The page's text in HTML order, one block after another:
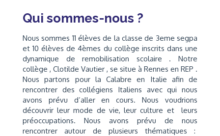
Qui sommes-nous ?
Nous sommes 11 élèves de la classe de 3eme segpa
et 10 élèves de 4èmes du collège inscrits dans une
dynamique de remobilisation scolaire . Notre
collège , Clotilde Vautier , se situe à Rennes en REP .
Nous partons pour la Calabre en Italie afin de
rencontrer des collégiens Italiens avec qui nous
avons prévu d’aller en cours. Nous voudrions
découvrir leur mode de vie, leur culture et leurs
préoccupations. Nous avons prévu de nous
rencontrer autour de plusieurs thématiques :